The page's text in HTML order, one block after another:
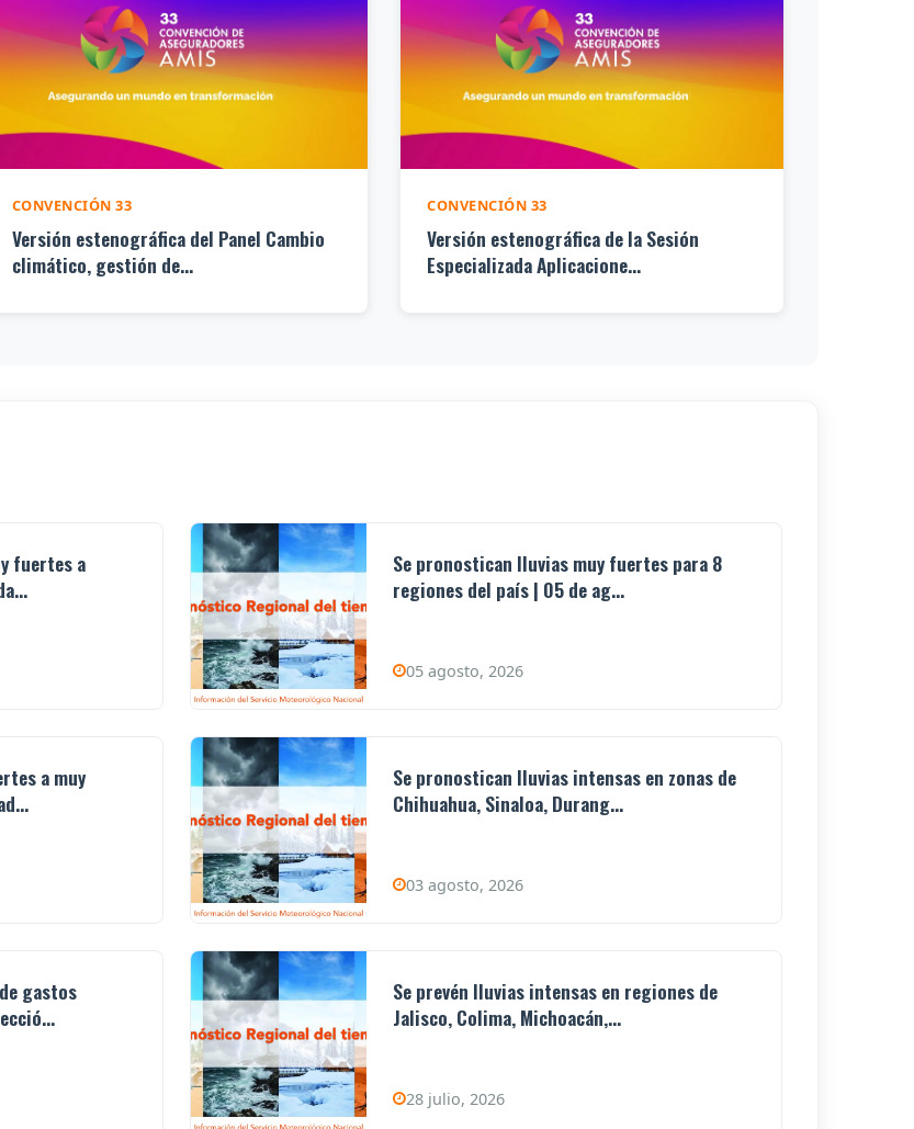
CONVENCIÓN 33
Versión estenográfica del Panel Cambio
climático, gestión de...
CONVENCIÓN 33
Versión estenográfica de la Sesión
Especializada Aplicacione...
fuertes a
Se pronostican lluvias muy fuertes para 8
regiones del país | 05 de ag...
05 agosto, 2026
a muy
Se pronostican lluvias intensas en zonas de
Chihuahua, Sinaloa, Durang...
03 agosto, 2026
gastos
Se prevén lluvias intensas en regiones de
Jalisco, Colima, Michoacán,...
28 julio, 2026